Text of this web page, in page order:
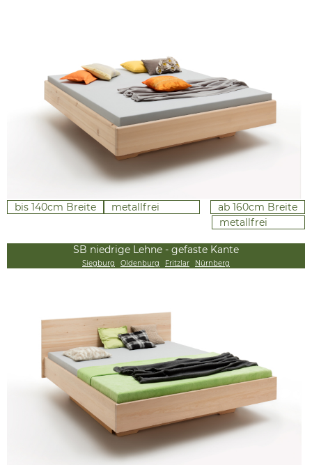
bis 140cm Breite ab 160cm Breite
metallfrei
metallfrei
SB niedrige Lehne - gefaste Kante
Siegburg Oldenburg Fritzlar Nürnberg